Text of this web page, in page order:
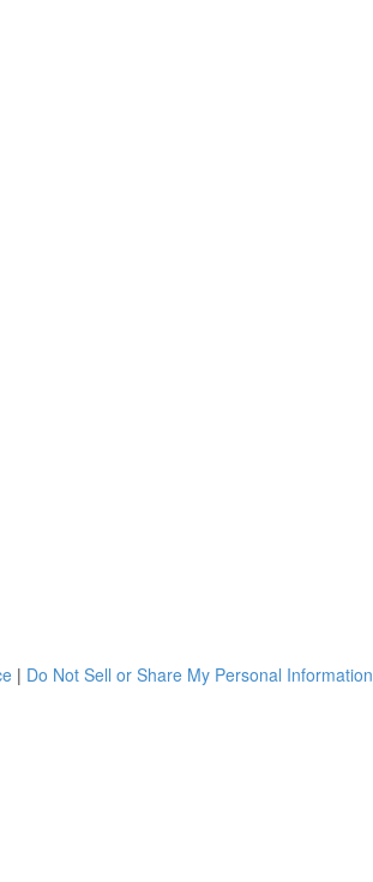
| Do Not Sell or Share My Personal Information